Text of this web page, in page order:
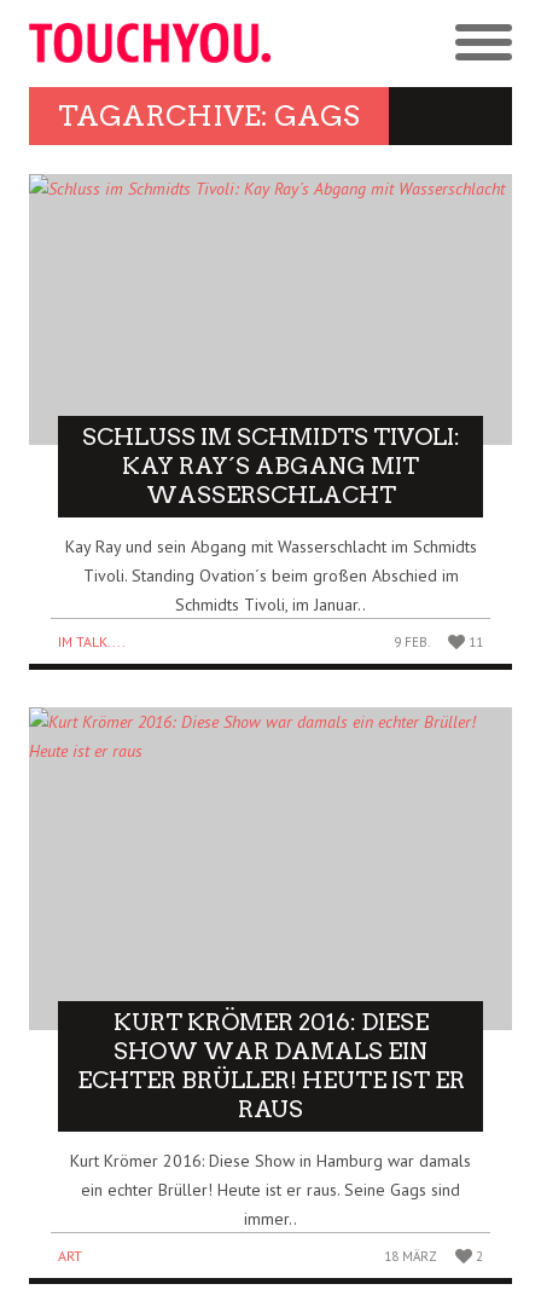
TAGARCHIVE: GAGS
SCHLUSS IM SCHMIDTS TIVOLI:
KAY RAY´S ABGANG MIT
WASSERSCHLACHT
Kay Ray und sein Abgang mit Wasserschlacht im Schmidts
Tivoli. Standing Ovation´s beim großen Abschied im
Schmidts Tivoli, im Januar..
IM TALK.... 9 FEB. 11
KURT KRÖMER 2016: DIESE
SHOW WAR DAMALS EIN
ECHTER BRÜLLER! HEUTE IST ER
RAUS
Kurt Krömer 2016: Diese Show in Hamburg war damals
ein echter Brüller! Heute ist er raus. Seine Gags sind
immer..
ART 18 MÄRZ 2